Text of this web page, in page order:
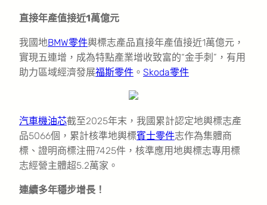
直接年產值接近1萬億元
我國地BMW零件輿標志產品直接年產值接近1萬億元，
實現五連增，成為特點產業增收致富的“金手刺”，有用
助力區域經濟發展福斯零件 。 Skoda零件
汽車機油芯截至2025年末，我國累計認定地輿標志產
品5066個，累計核準地輿標賓士零件志作為集體商
標、證明商標注冊7425件，核準應用地輿標志專用標
志經營主體超5.2萬家。
連續多年穩步增長！